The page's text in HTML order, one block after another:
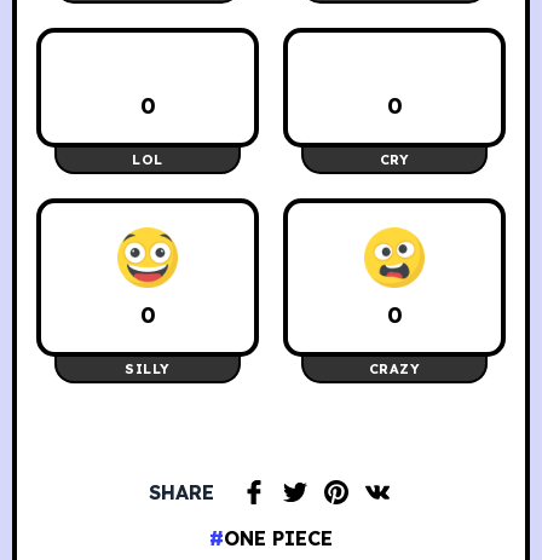
0
LOL
0
CRY
0
SILLY
0
CRAZY
SHARE
ONE PIECE